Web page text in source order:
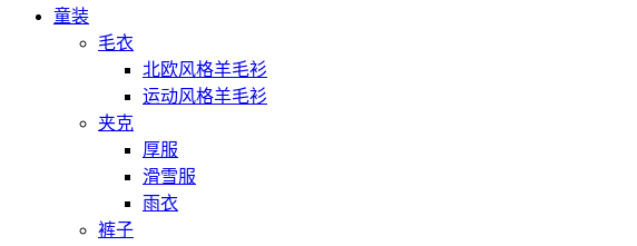
童装
毛衣
北欧风格羊毛衫
运动风格羊毛衫
夹克
厚服
滑雪服
雨衣
裤子